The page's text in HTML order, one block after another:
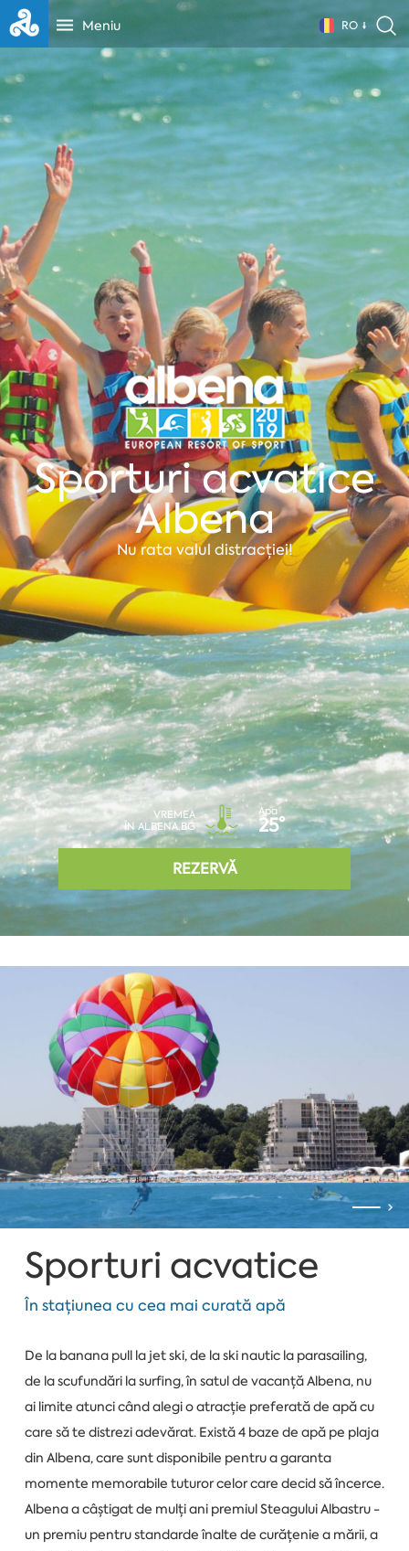
Meniu RO
Sporturi acvatice
Albena
Nu rata valul distracției!
VREMEA
ÎN ALBENA.BG
Apa
25°
REZERVĂ
Sporturi acvatice
În stațiunea cu cea mai curată apă
De la banana pull la jet ski, de la ski nautic la parasailing,
de la scufundări la surfing, în satul de vacanță Albena, nu
ai limite atunci când alegi o atracție preferată de apă cu
care să te distrezi adevărat. Există 4 baze de apă pe plaja
din Albena, care sunt disponibile pentru a garanta
momente memorabile tuturor celor care decid să încerce.
Albena a câștigat de mulți ani premiul Steagului Albastru -
un premiu pentru standarde înalte de curățenie a mării, a